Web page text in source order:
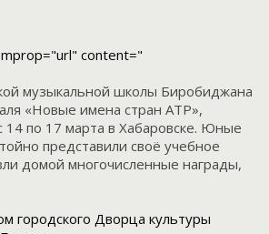
content="
музыкальной школы Биробиджана
«Новые имена стран АТР»,
14 по 17 марта в Хабаровске. Юные
представили своё учебное
домой многочисленные награды,